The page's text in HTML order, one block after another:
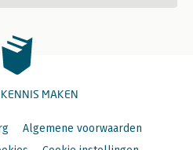
MAKEN
Algemene voorwaarden